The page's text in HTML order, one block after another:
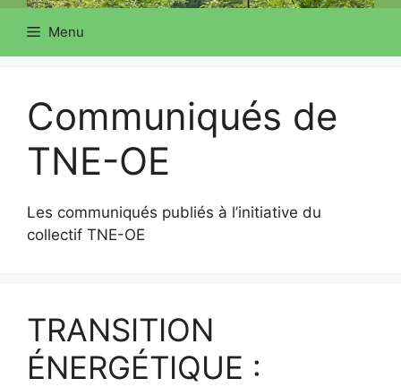
Menu
Communiqués de
TNE-OE
Les communiqués publiés à l’initiative du
collectif TNE-OE
TRANSITION
ÉNERGÉTIQUE :